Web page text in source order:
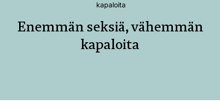
kapaloita
Enemmän seksiä, vähemmän
kapaloita